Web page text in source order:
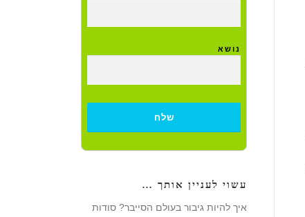
נושא
עשוי לעניין אותך …
איך להיות גיבור בעולם הסייבר? סודות